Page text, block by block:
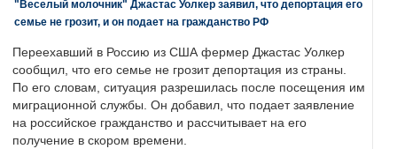
"Веселый молочник" Джастас Уолкер заявил, что депортация его
семье не грозит, и он подает на гражданство РФ
Переехавший в Россию из США фермер Джастас Уолкер
сообщил, что его семье не грозит депортация из страны.
По его словам, ситуация разрешилась после посещения им
миграционной службы. Он добавил, что подает заявление
на российское гражданство и рассчитывает на его
получение в скором времени.